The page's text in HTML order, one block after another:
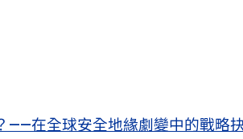
——在全球安全地緣劇變中的戰略